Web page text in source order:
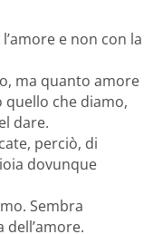
e non con la
ma quanto amore
che diamo,
dare.
perciò, di
dovunque
Sembra